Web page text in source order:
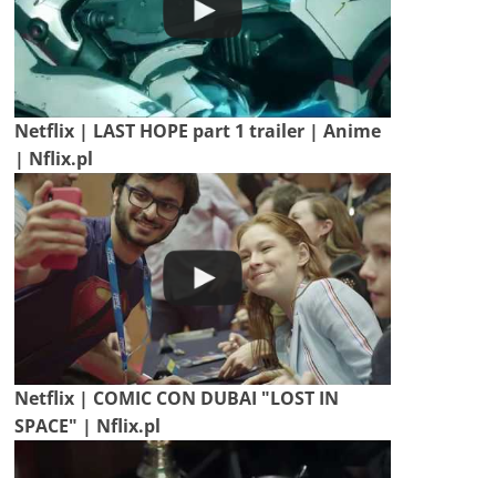
Netflix | LAST HOPE part 1 trailer | Anime
| Nflix.pl
Netflix | COMIC CON DUBAI "LOST IN
SPACE" | Nflix.pl